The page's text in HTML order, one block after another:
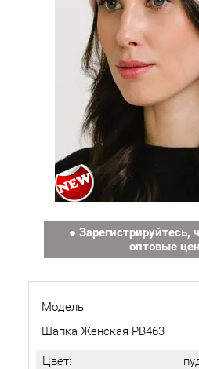
● Зарегистрируйтесь,
оптовые
Модель:
Шапка Женская РВ463
Цвет: